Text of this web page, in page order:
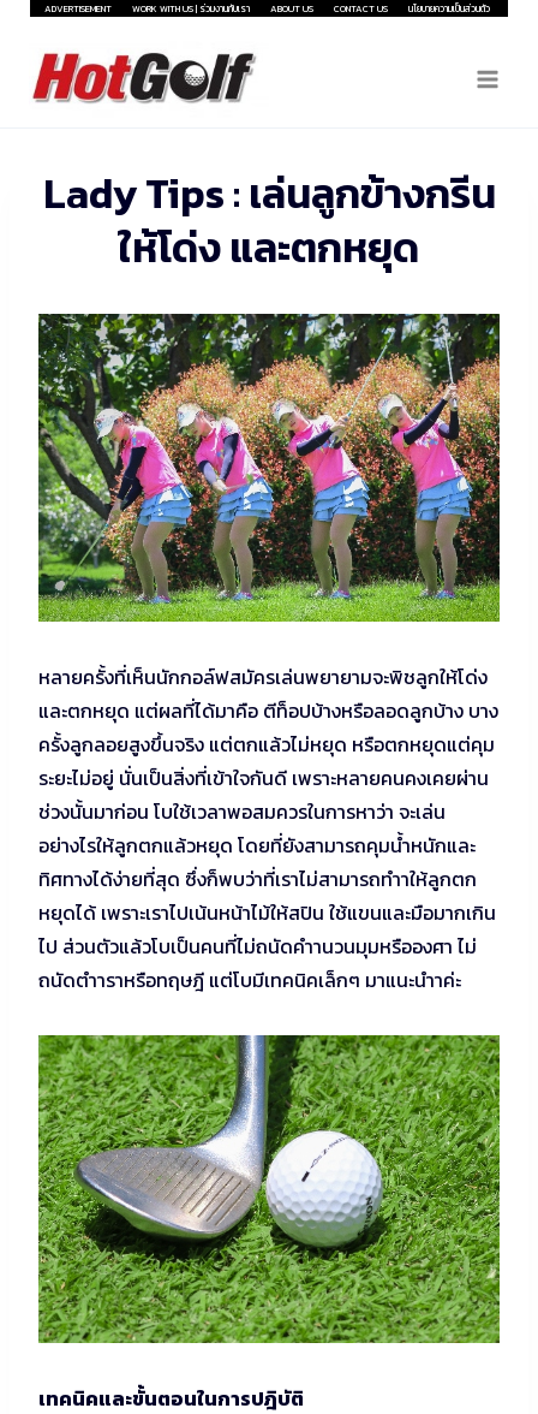
Skip
content
ADVERTISEMENT WORK WITH US | ร่วมงานกับเรา ABOUT US CONTACT US นโยบายความเป็นส่วนตัว
Lady Tips : เล่นลูกข้างกรีน
ให้โด่ง และตกหยุด
หลายครั้งที่เห็นนักกอล์ฟสมัครเล่นพยายามจะพิชลูกให้โด่ง
และตกหยุด แต่ผลที่ได้มาคือ ตีท็อปบ้างหรือลอดลูกบ้าง บาง
ครั้งลูกลอยสูงขึ้นจริง แต่ตกแล้วไม่หยุด หรือตกหยุดแต่คุม
ระยะไม่อยู่ นั่นเป็นสิ่งที่เข้าใจกันดี เพราะหลายคนคงเคยผ่าน
ช่วงนั้นมาก่อน โบใช้เวลาพอสมควรในการหาว่า จะเล่น
อย่างไรให้ลูกตกแล้วหยุด โดยที่ยังสามารถคุมน้ำหนักและ
ทิศทางได้ง่ายที่สุด ซึ่งก็พบว่าที่เราไม่สามารถทำาให้ลูกตก
หยุดได้ เพราะเราไปเน้นหน้าไม้ให้สปิน ใช้แขนและมือมากเกิน
ไป ส่วนตัวแล้วโบเป็นคนที่ไม่ถนัดคำานวนมุมหรือองศา ไม่
ถนัดตำาราหรือทฤษฎี แต่โบมีเทคนิคเล็กๆ มาแนะนำาค่ะ
เทคนิคและขั้นตอนในการปฎิบัติ